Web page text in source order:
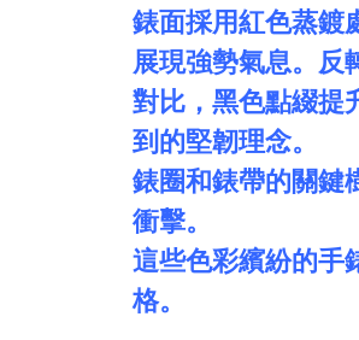
錶面採用紅色蒸鍍
展現強勢氣息。反
對比，黑色點綴提
到的堅韌理念。
錶圈和錶帶的關鍵
衝擊。
這些色彩繽紛的手
格。